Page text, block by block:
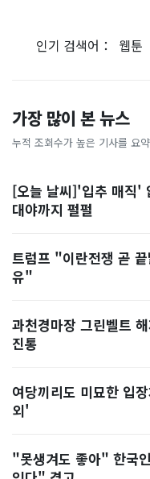
인기 검색어： 웹툰
가장 많이 본 뉴스
누적 조회수가 높은 기사를 요
[오늘 날씨]'입추 매직'
대야까지 펄펄
트럼프 "이란전쟁 곧
유"
과천경마장 그린벨트
진통
여당끼리도 미묘한 입
외'
"못생겨도 좋아" 한국